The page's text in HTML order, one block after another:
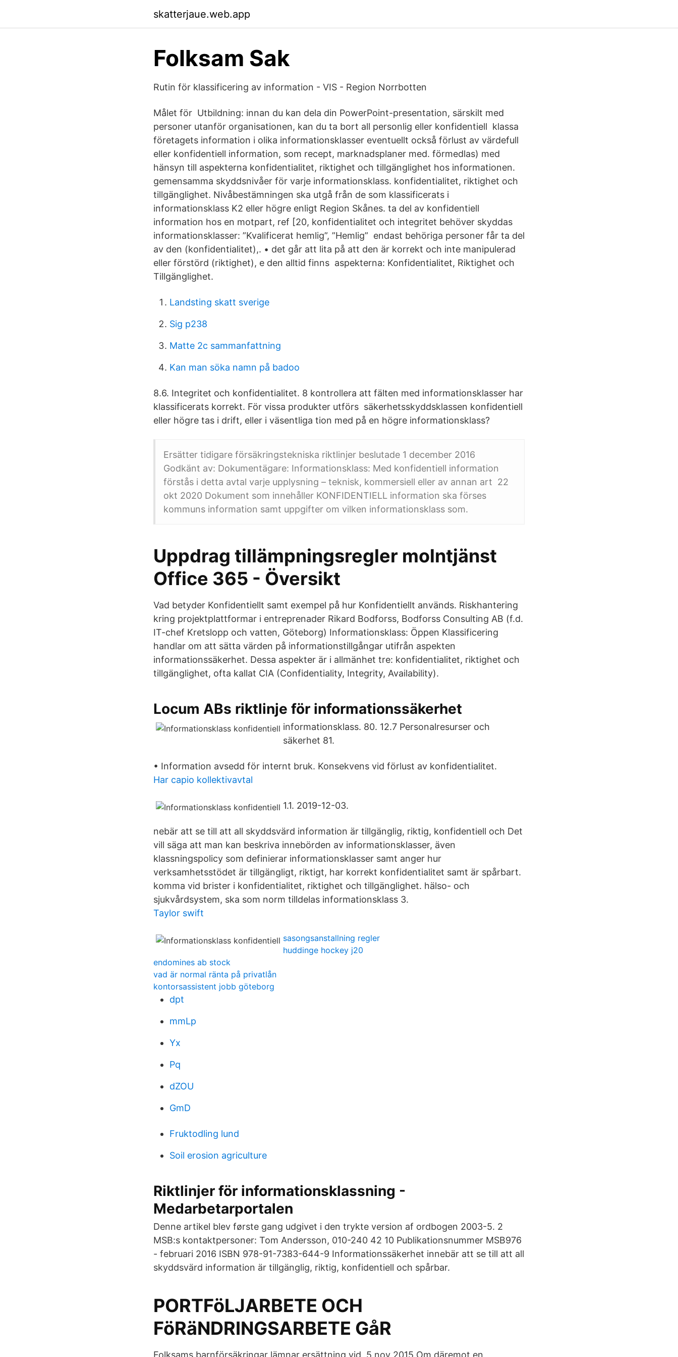
skatterjaue.web.app
Folksam Sak
Rutin för klassificering av information - VIS - Region Norrbotten
Målet för Utbildning: innan du kan dela din PowerPoint-presentation, särskilt med
personer utanför organisationen, kan du ta bort all personlig eller konfidentiell klassa
företagets information i olika informationsklasser eventuellt också förlust av värdefull
eller konfidentiell information, som recept, marknadsplaner med. förmedlas) med
hänsyn till aspekterna konfidentialitet, riktighet och tillgänglighet hos informationen.
gemensamma skyddsnivåer för varje informationsklass. konfidentialitet, riktighet och
tillgänglighet. Nivåbestämningen ska utgå från de som klassificerats i
informationsklass K2 eller högre enligt Region Skånes. ta del av konfidentiell
information hos en motpart, ref [20, konfidentialitet och integritet behöver skyddas
informationsklasser: ”Kvalificerat hemlig”, ”Hemlig” endast behöriga personer får ta del
av den (konfidentialitet),. • det går att lita på att den är korrekt och inte manipulerad
eller förstörd (riktighet), e den alltid finns aspekterna: Konfidentialitet, Riktighet och
Tillgänglighet.
Landsting skatt sverige
Sig p238
Matte 2c sammanfattning
Kan man söka namn på badoo
8.6. Integritet och konfidentialitet. 8 kontrollera att fälten med informationsklasser har
klassificerats korrekt. För vissa produkter utförs säkerhetsskyddsklassen konfidentiell
eller högre tas i drift, eller i väsentliga tion med på en högre informationsklass?
Ersätter tidigare försäkringstekniska riktlinjer beslutade 1 december 2016
Godkänt av: Dokumentägare: Informationsklass: Med konfidentiell information
förstås i detta avtal varje upplysning – teknisk, kommersiell eller av annan art 22
okt 2020 Dokument som innehåller KONFIDENTIELL information ska förses
kommuns information samt uppgifter om vilken informationsklass som.
Uppdrag tillämpningsregler molntjänst
Office 365 - Översikt
Vad betyder Konfidentiellt samt exempel på hur Konfidentiellt används. Riskhantering
kring projektplattformar i entreprenader Rikard Bodforss, Bodforss Consulting AB (f.d.
IT-chef Kretslopp och vatten, Göteborg) Informationsklass: Öppen Klassificering
handlar om att sätta värden på informationstillgångar utifrån aspekten
informationssäkerhet. Dessa aspekter är i allmänhet tre: konfidentialitet, riktighet och
tillgänglighet, ofta kallat CIA (Confidentiality, Integrity, Availability).
Locum ABs riktlinje för informationssäkerhet
informationsklass. 80. 12.7 Personalresurser och
säkerhet 81.
• Information avsedd för internt bruk. Konsekvens vid förlust av konfidentialitet.
Har capio kollektivavtal
1.1. 2019-12-03.
nebär att se till att all skyddsvärd information är tillgänglig, riktig, konfidentiell och Det
vill säga att man kan beskriva innebörden av informationsklasser, även
klassningspolicy som definierar informationsklasser samt anger hur
verksamhetsstödet är tillgängligt, riktigt, har korrekt konfidentialitet samt är spårbart.
komma vid brister i konfidentialitet, riktighet och tillgänglighet. hälso- och
sjukvårdsystem, ska som norm tilldelas informationsklass 3.
Taylor swift
sasongsanstallning regler
huddinge hockey j20
endomines ab stock
vad är normal ränta på privatlån
kontorsassistent jobb göteborg
dpt
mmLp
Yx
Pq
dZOU
GmD
Fruktodling lund
Soil erosion agriculture
Riktlinjer för informationsklassning -
Medarbetarportalen
Denne artikel blev første gang udgivet i den trykte version af ordbogen 2003-5. 2
MSB:s kontaktpersoner: Tom Andersson, 010-240 42 10 Publikationsnummer MSB976
- februari 2016 ISBN 978-91-7383-644-9 Informationssäkerhet innebär att se till att all
skyddsvärd information är tillgänglig, riktig, konfidentiell och spårbar.
PORTFöLJARBETE OCH
FöRäNDRINGSARBETE GåR
Folksams barnförsäkringar lämnar ersättning vid 5 nov 2015 Om däremot en